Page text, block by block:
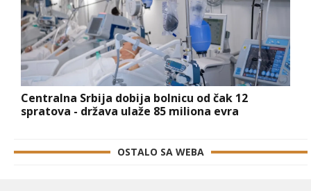
Centralna Srbija dobija bolnicu od čak 12
spratova - država ulaže 85 miliona evra
OSTALO SA WEBA